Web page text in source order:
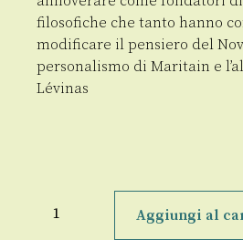
filosofiche che tanto hanno
modificare il pensiero del
personalismo di Maritain e
Lévinas
volto
Aggiungi al